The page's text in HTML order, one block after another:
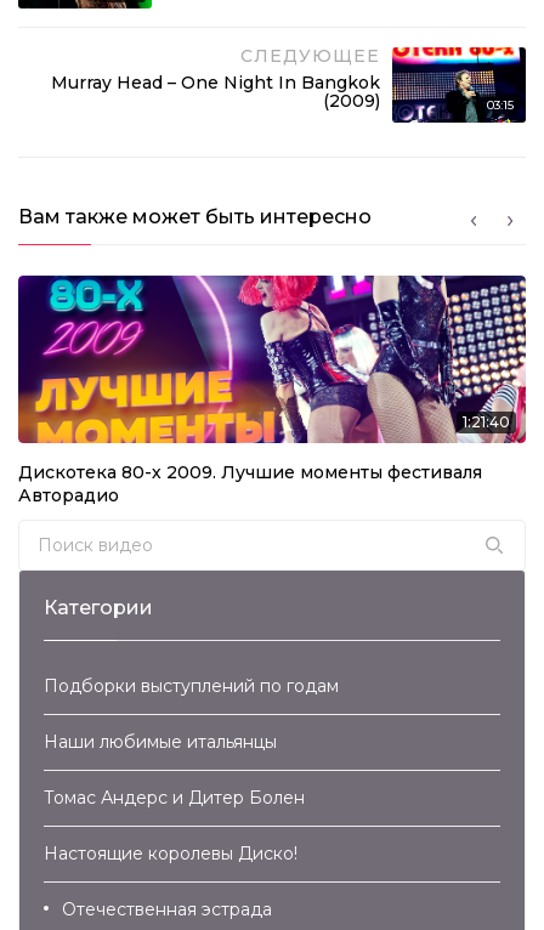
СЛЕДУЮЩЕЕ
Murray Head – One Night In Bangkok
(2009)
03:15
Вам также может быть интересно
1:21:40
Дискотека 80-х 2009. Лучшие моменты фестиваля
Авторадио
Search for:
Категории
Подборки выступлений по годам
Наши любимые итальянцы
Томас Андерс и Дитер Болен
Настоящие королевы Диско!
Отечественная эстрада